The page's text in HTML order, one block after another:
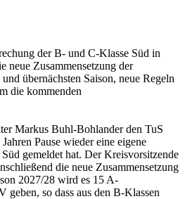
der B- und C-Klasse Süd in
neue Zusammensetzung der
übernächsten Saison, neue Regeln
die kommenden
Markus Buhl-Bohlander den TuS
Pause wieder eine eigene
gemeldet hat. Der Kreisvorsitzende
die neue Zusammensetzung
2027/28 wird es 15 A-
geben, so dass aus den B-Klassen